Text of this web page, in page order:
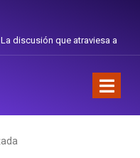
que atraviesa a
Gabriela